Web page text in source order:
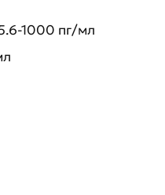
1000 пг/мл